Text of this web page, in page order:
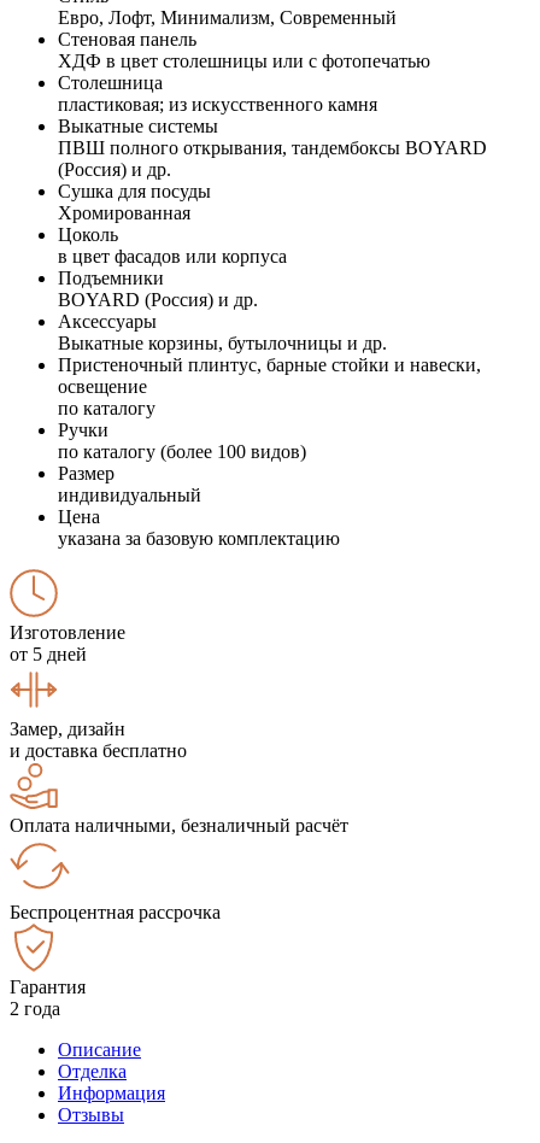
Евро, Лофт, Минимализм, Современный
Стеновая панель
ХДФ в цвет столешницы или с фотопечатью
Столешница
пластиковая; из искусственного камня
Выкатные системы
ПВШ полного открывания, тандембоксы BOYARD
(Россия) и др.
Сушка для посуды
Хромированная
Цоколь
в цвет фасадов или корпуса
Подъемники
BOYARD (Россия) и др.
Аксессуары
Выкатные корзины, бутылочницы и др.
Пристеночный плинтус, барные стойки и навески,
освещение
по каталогу
Ручки
по каталогу (более 100 видов)
Размер
индивидуальный
Цена
указана за базовую комплектацию
Изготовление
от 5 дней
Замер, дизайн
и доставка бесплатно
Оплата наличными, безналичный расчёт
Беспроцентная рассрочка
Гарантия
2 года
Описание
Отделка
Информация
Отзывы